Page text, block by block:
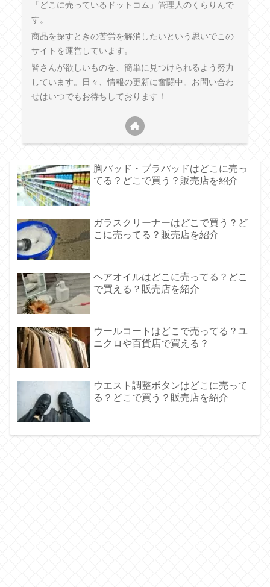
「どこに売っているドットコム」管理人のくらりんで
す。
商品を探すときの苦労を解消したいという思いでこの
サイトを運営しています。
皆さんが欲しいものを、簡単に見つけられるよう努力
しています。日々、情報の更新に奮闘中。お問い合わ
せはいつでもお待ちしております！
胸パッド・ブラパッドはどこに売っ
てる？どこで買う？販売店を紹介
ガラスクリーナーはどこで買う？ど
こに売ってる？販売店を紹介
ヘアオイルはどこに売ってる？どこ
で買える？販売店を紹介
ウールコートはどこで売ってる？ユ
ニクロや百貨店で買える？
ウエスト調整ボタンはどこに売って
る？どこで買う？販売店を紹介